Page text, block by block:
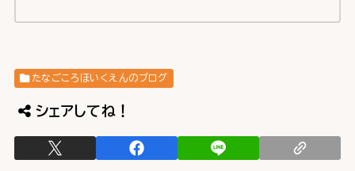
たなごころほいくえんのブログ
シェアしてね！